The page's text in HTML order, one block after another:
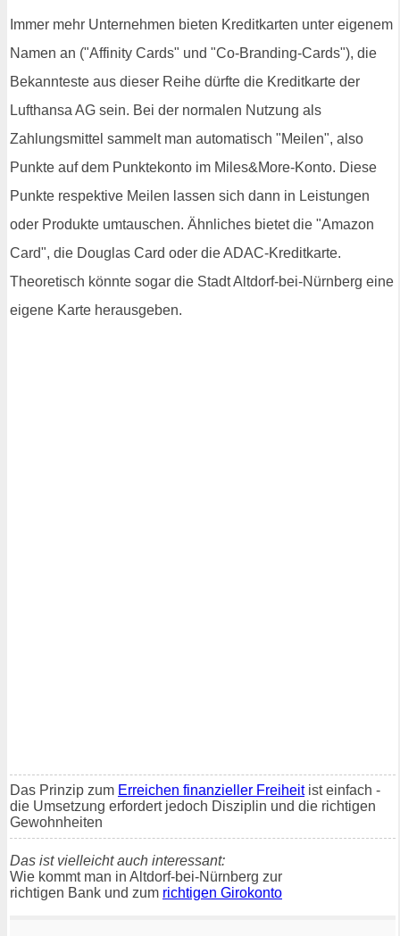
Immer mehr Unternehmen bieten Kreditkarten unter eigenem
Namen an ("Affinity Cards" und "Co-Branding-Cards"), die
Bekannteste aus dieser Reihe dürfte die Kreditkarte der
Lufthansa AG sein. Bei der normalen Nutzung als
Zahlungsmittel sammelt man automatisch "Meilen", also
Punkte auf dem Punktekonto im Miles&More-Konto. Diese
Punkte respektive Meilen lassen sich dann in Leistungen
oder Produkte umtauschen. Ähnliches bietet die "Amazon
Card", die Douglas Card oder die ADAC-Kreditkarte.
Theoretisch könnte sogar die Stadt Altdorf-bei-Nürnberg eine
eigene Karte herausgeben.
Das Prinzip zum Erreichen finanzieller Freiheitist einfach -
die Umsetzung erfordert jedoch Disziplin und die richtigen
Gewohnheiten
Das ist vielleicht auch interessant:
Wie kommt man in Altdorf-bei-Nürnberg zur
richtigen Bank und zum richtigen Girokonto